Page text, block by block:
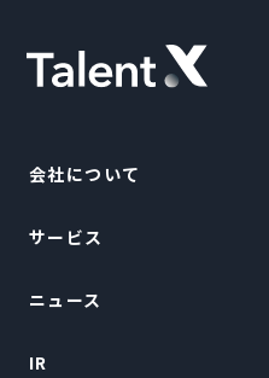
会社について
Vision・Purpose
会社概要
サービス
ニュース
IR